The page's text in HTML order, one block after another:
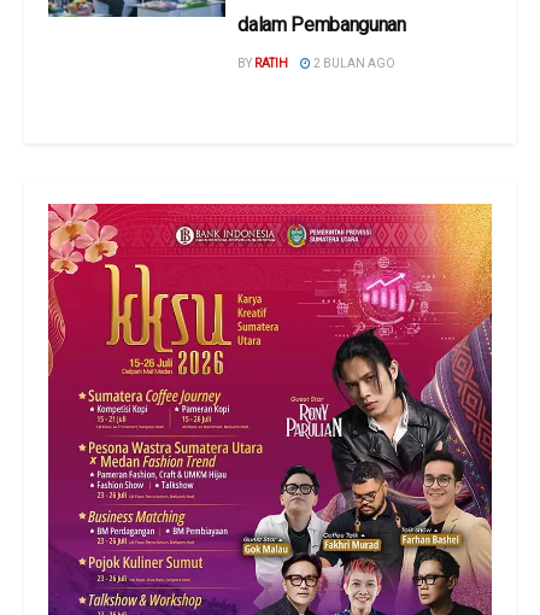
dalam Pembangunan
BY RATIH 2 BULAN AGO